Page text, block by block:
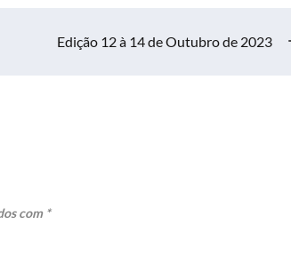
Edição 12 à 14 de Outubro de 2023
com *